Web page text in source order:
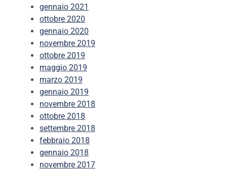
gennaio 2021
ottobre 2020
gennaio 2020
novembre 2019
ottobre 2019
maggio 2019
marzo 2019
gennaio 2019
novembre 2018
ottobre 2018
settembre 2018
febbraio 2018
gennaio 2018
novembre 2017